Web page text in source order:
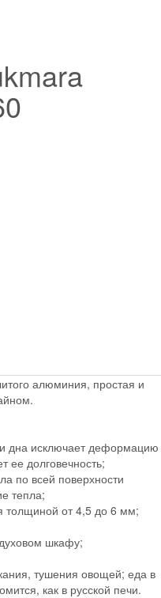
алюминия, простая и
дна исключает деформацию
ее долговечность;
по всей поверхности
тепла;
толщиной от 4,5 до 6 мм;
шкафу;
тушения овощей; еда в
как в русской печи.